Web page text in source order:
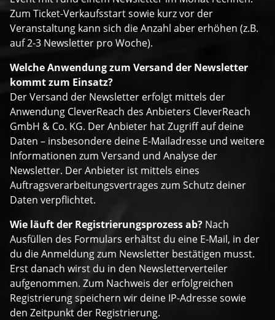
Zum Ticket-Verkaufsstart sowie kurz vor der
Veranstaltung kann sich die Anzahl aber erhöhen (z.B.
auf 2-3 Newsletter pro Woche).
Welche Anwendung zum Versand der Newsletter
kommt zum Einsatz?
Der Versand der Newsletter erfolgt mittels der
Anwendung CleverReach des Anbieters CleverReach
GmbH & Co. KG. Der Anbieter hat Zugriff auf deine
Daten – insbesondere deine E-Mailadresse und weitere
Informationen zum Versand und Analyse der
Newsletter. Der Anbieter ist mittels eines
Auftragsverarbeitungsvertrages zum Schutz deiner
Daten verpflichtet.
Wie läuft der Registrierungsprozess ab? Nach
Ausfüllen des Formulars erhältst du eine E-Mail, in der
du die Anmeldung zum Newsletter bestätigen musst.
Erst danach wirst du in den Newsletterverteiler
aufgenommen. Zum Nachweis der erfolgreichen
Registrierung speichern wir deine IP-Adresse sowie
den Zeitpunkt der Registrierung.